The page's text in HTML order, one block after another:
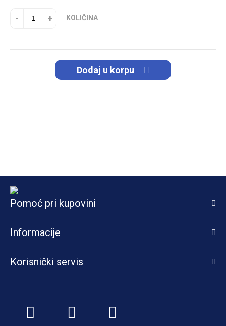
- + KOLIČINA
Dodaj u korpu
Pomoć pri kupovini
Informacije
Korisnički servis